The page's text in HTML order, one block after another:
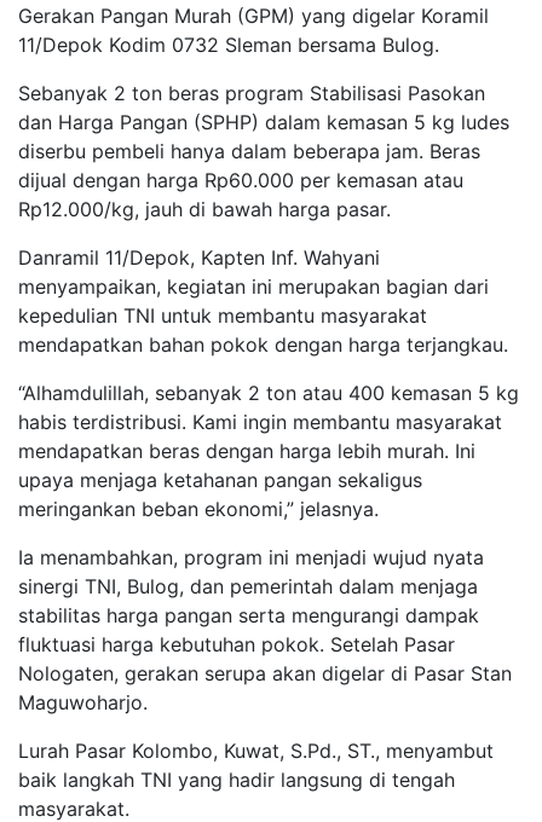
Gerakan Pangan Murah (GPM) yang digelar Koramil
11/Depok Kodim 0732 Sleman bersama Bulog.
Sebanyak 2 ton beras program Stabilisasi Pasokan
dan Harga Pangan (SPHP) dalam kemasan 5 kg ludes
diserbu pembeli hanya dalam beberapa jam. Beras
dijual dengan harga Rp60.000 per kemasan atau
Rp12.000/kg, jauh di bawah harga pasar.
Danramil 11/Depok, Kapten Inf. Wahyani
menyampaikan, kegiatan ini merupakan bagian dari
kepedulian TNI untuk membantu masyarakat
mendapatkan bahan pokok dengan harga terjangkau.
“Alhamdulillah, sebanyak 2 ton atau 400 kemasan 5 kg
habis terdistribusi. Kami ingin membantu masyarakat
mendapatkan beras dengan harga lebih murah. Ini
upaya menjaga ketahanan pangan sekaligus
meringankan beban ekonomi,” jelasnya.
Ia menambahkan, program ini menjadi wujud nyata
sinergi TNI, Bulog, dan pemerintah dalam menjaga
stabilitas harga pangan serta mengurangi dampak
fluktuasi harga kebutuhan pokok. Setelah Pasar
Nologaten, gerakan serupa akan digelar di Pasar Stan
Maguwoharjo.
Lurah Pasar Kolombo, Kuwat, S.Pd., ST., menyambut
baik langkah TNI yang hadir langsung di tengah
masyarakat.